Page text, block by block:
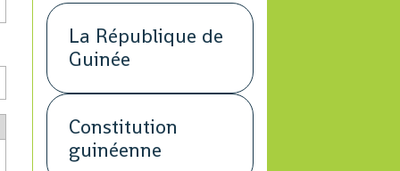
La République de
Guinée
Constitution
guinéenne